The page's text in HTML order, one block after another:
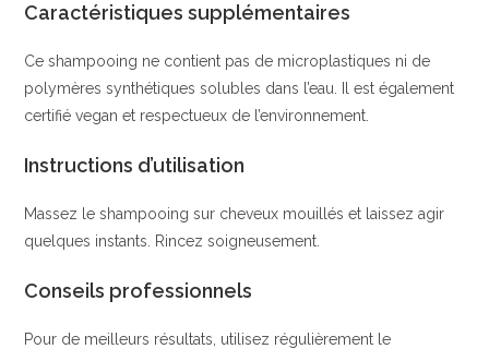
Caractéristiques supplémentaires
Ce shampooing ne contient pas de microplastiques ni de
polymères synthétiques solubles dans l’eau. Il est également
certifié vegan et respectueux de l’environnement.
Instructions d’utilisation
Massez le shampooing sur cheveux mouillés et laissez agir
quelques instants. Rincez soigneusement.
Conseils professionnels
Pour de meilleurs résultats, utilisez régulièrement le